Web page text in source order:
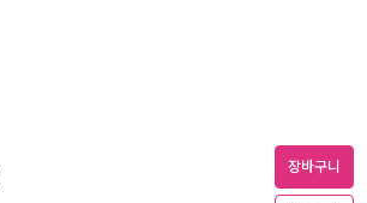
장바구니